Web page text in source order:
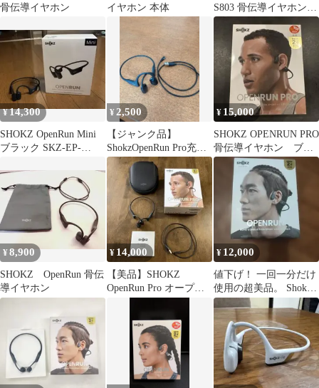
骨伝導イヤホン
イヤホン 本体
S803 骨伝導イヤホン
bluetooth
¥14,300
SHOKZ OpenRun Mini
ブラック SKZ-EP-
¥ 2,500
【ジャンク品】
ShokzOpenRun Pro充電
ケーブル付き
¥ 15,000
SHOKZ OPENRUN PRO
骨伝導イヤホン ブラ
ック
¥8,900
SHOKZ OpenRun 骨伝
導イヤホン
¥ 14,000
【美品】SHOKZ
OpenRun Pro オープン
¥ 12,000
値下げ！ 一回一分だけ
使用の超美品。 Shokz
OPENRUN 骨伝導イヤ